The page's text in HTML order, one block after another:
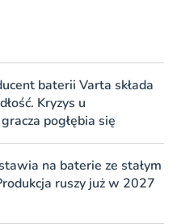
baterii Varta składa
Kryzys u
pogłębia się
na baterie ze stałym
ruszy już w 2027